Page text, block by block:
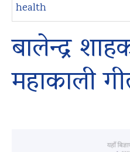
health
बालेन्द्र
महाकाली